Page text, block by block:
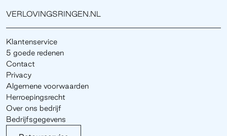
VERLOVINGSRINGEN.NL
Klantenservice
5 goede redenen
Contact
Privacy
Algemene voorwaarden
Herroepingsrecht
Over ons bedrijf
Bedrijfsgegevens